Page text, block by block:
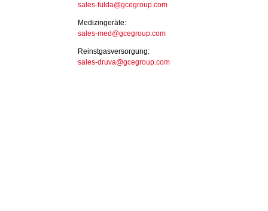
sales-fulda@gcegroup.com
Medizingeräte:
sales-med@gcegroup.com
Reinstgasversorgung:
sales-druva@gcegroup.com